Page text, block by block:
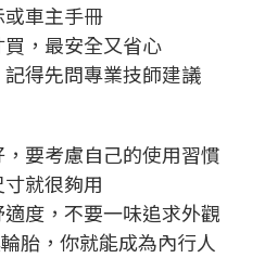
車主手冊
，最安全又省心
得先問專業技師建議
要考慮自己的使用習慣
就很夠用
度，不要一味追求外觀
胎，你就能成為內行人